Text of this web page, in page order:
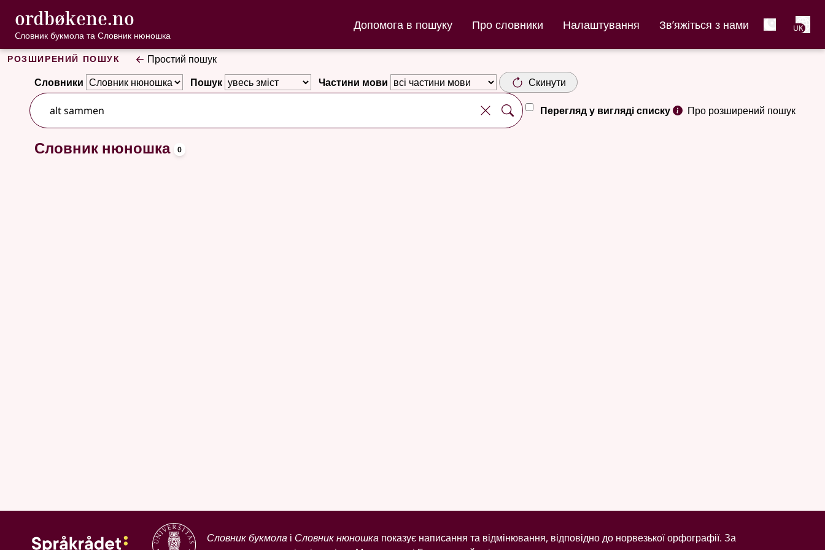
Перейти до основного вмісту
Доступність
ordbøkene.no , Cловник букмола та Словник нюношка
Cловник букмола та Словник нюношка
Допомога в пошуку Про словники Налаштування Зв’яжіться з нами UK
Розширений пошук
Простий пошук
Словники
Пошук Частини мови Скинути
Перегляд у вигляді списку Про розширений пошук
Немає результатів
Словник нюношка 0
Словник букмола і Словник нюношка показує написання та відмінювання, відповідно до норвезької орфографії. За